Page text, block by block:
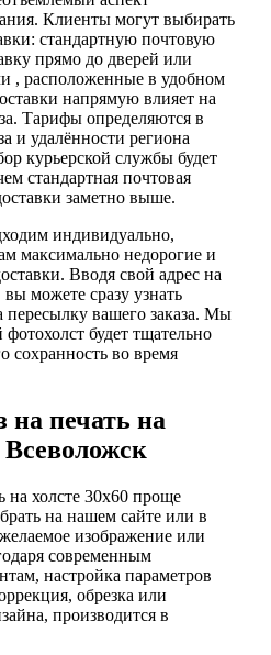
Клиенты могут выбирать
стандартную почтовую
прямо до дверей или
, расположенные в удобном
напрямую влияет на
Тарифы определяются в
и удалённости региона
курьерской службы будет
стандартная почтовая
заметно выше.
индивидуально,
максимально недорогие и
Вводя свой адрес на
можете сразу узнать
пересылку вашего заказа. Мы
будет тщательно
сохранность во время
на печать на
Всеволожск
на холсте 30х60 проще
на нашем сайте или в
изображение или
современным
настройка параметров
обрезка или
производится в